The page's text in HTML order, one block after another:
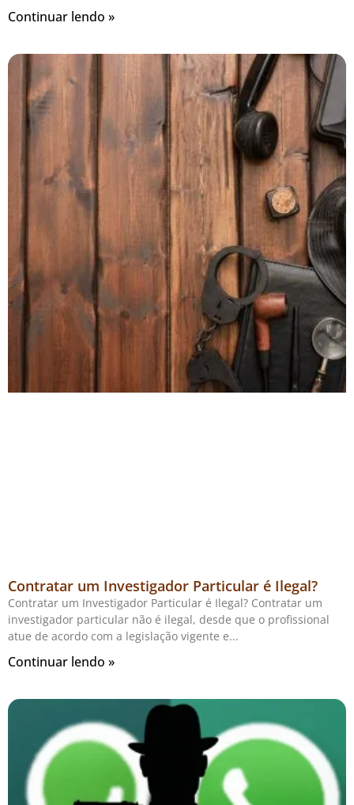
Continuar lendo »
Contratar um Investigador Particular é Ilegal?
Contratar um Investigador Particular é Ilegal? Contratar um
investigador particular não é ilegal, desde que o profissional
atue de acordo com a legislação vigente e
Continuar lendo »